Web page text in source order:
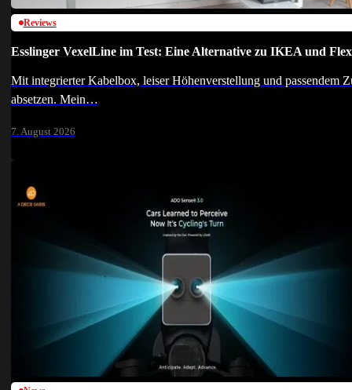
Reviews
Esslinger VexelLine im Test: Eine Alternative zu IKEA und
Mit integrierter Kabelbox, leiser Höhenverstellung und
absetzen. Mein…
7. August 2026